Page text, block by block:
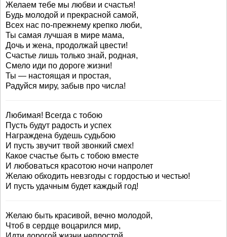
Желаем тебе мы любви и счастья!
Будь молодой и прекрасной самой,
Всех нас по-прежнему крепко люби,
Ты самая лучшая в мире мама,
Дочь и жена, продолжай цвести!
Счастье лишь только знай, родная,
Смело иди по дороге жизни!
Ты — настоящая и простая,
Радуйся миру, забыв про числа!
Любимая! Всегда с тобою
Пусть будут радость и успех
Награждена будешь судьбою
И пусть звучит твой звонкий смех!
Какое счастье быть с тобою вместе
И любоваться красотою ночи напролет
Желаю обходить невзгоды с гордостью и честью!
И пусть удачным будет каждый год!
Желаю быть красивой, вечно молодой,
Чтоб в сердце воцарился мир,